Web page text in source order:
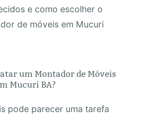
e como escolher o
de móveis em Mucuri
um Montador de Móveis
Mucuri BA?
pode parecer uma tarefa